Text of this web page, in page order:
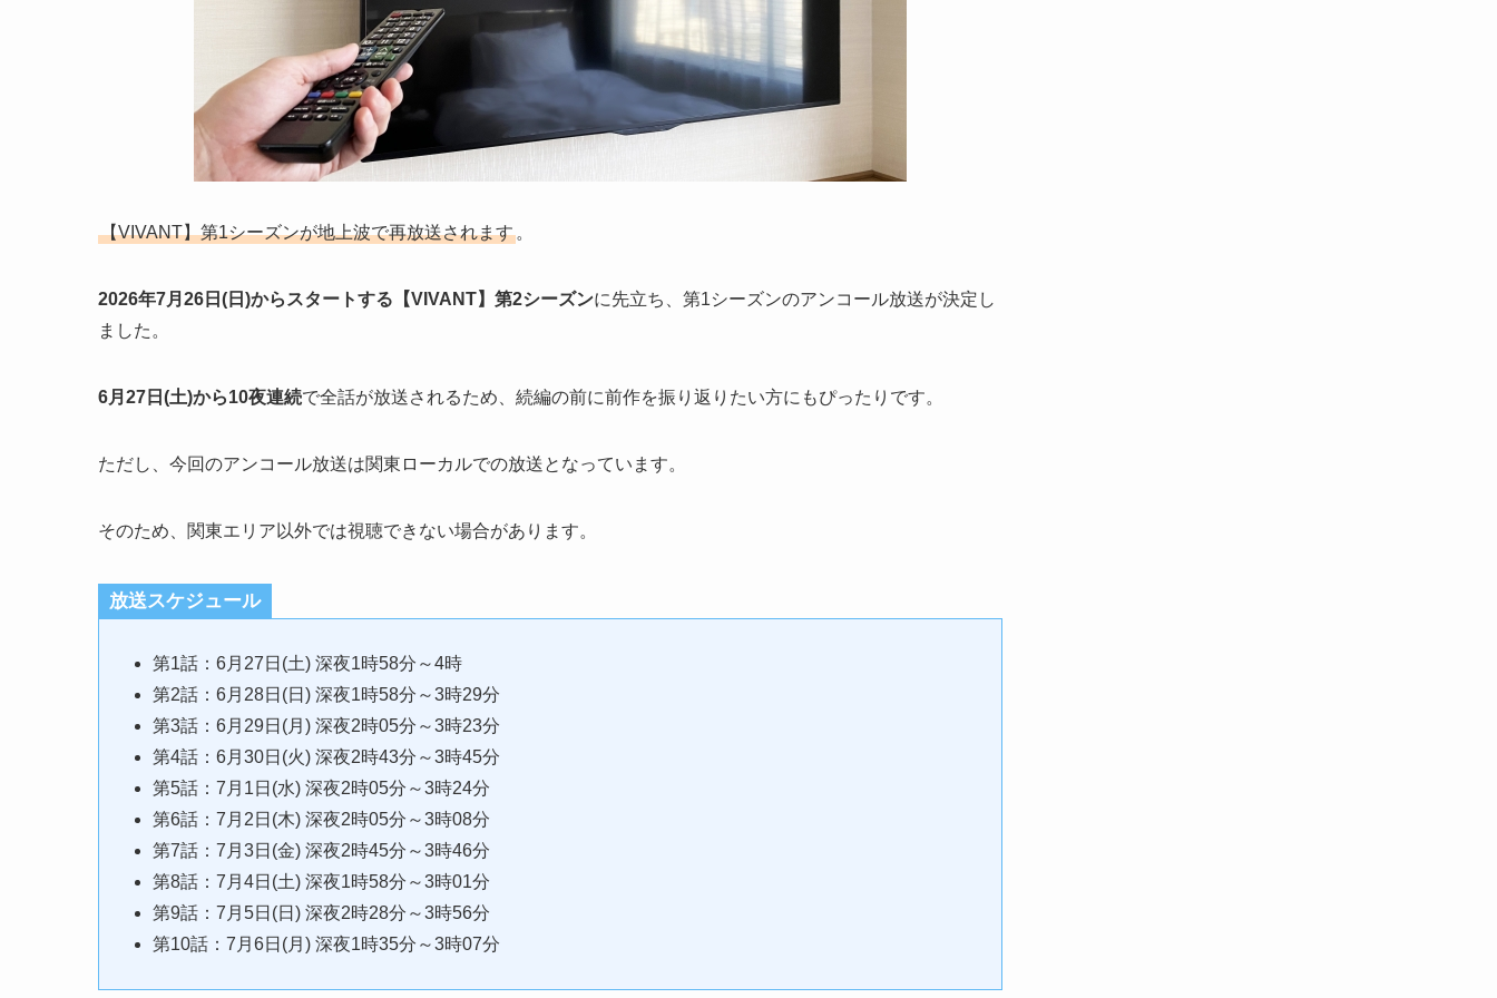
【VIVANT】第1シーズンが地上波で再放送されます 。
2026年7月26日(日)からスタートする【VIVANT】第2シーズンに先立ち、第1シーズンのアンコール放送が決定し
ました。
6月27日(土)から10夜連続で全話が放送されるため、続編の前に前作を振り返りたい方にもぴったりです。
ただし、今回のアンコール放送は関東ローカルでの放送となっています。
そのため、関東エリア以外では視聴できない場合があります。
放送スケジュール
第1話：6月27日(土) 深夜1時58分～4時
第2話：6月28日(日) 深夜1時58分～3時29分
第3話：6月29日(月) 深夜2時05分～3時23分
第4話：6月30日(火) 深夜2時43分～3時45分
第5話：7月1日(水) 深夜2時05分～3時24分
第6話：7月2日(木) 深夜2時05分～3時08分
第7話：7月3日(金) 深夜2時45分～3時46分
第8話：7月4日(土) 深夜1時58分～3時01分
第9話：7月5日(日) 深夜2時28分～3時56分
第10話：7月6日(月) 深夜1時35分～3時07分